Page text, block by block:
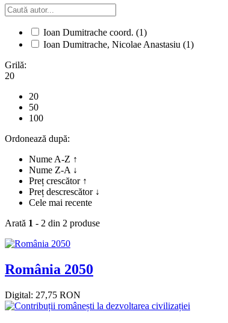
Ioan Dumitrache coord. (1)
Ioan Dumitrache, Nicolae Anastasiu (1)
Grilă:
20
20
50
100
Ordonează după:
Nume A-Z ↑
Nume Z-A ↓
Preț crescător ↑
Preț descrescător ↓
Cele mai recente
Arată 1 - 2 din 2 produse
România 2050
Digital: 27,75 RON